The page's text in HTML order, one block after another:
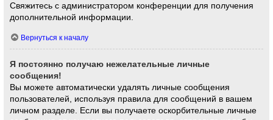
Свяжитесь с администратором конференции для получения
дополнительной информации.
Вернуться к началу
Я постоянно получаю нежелательные личные
сообщения!
Вы можете автоматически удалять личные сообщения
пользователей, используя правила для сообщений в вашем
личном разделе. Если вы получаете оскорбительные личные